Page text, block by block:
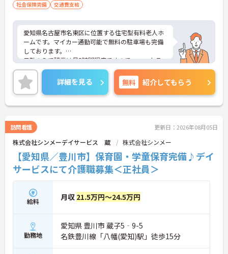
社会保険完備 交通費支給
愛知県名古屋市名東区に位置する住宅型有料老人ホ
ームです。マイカー通勤可能で無料の駐車場も完備
しております。
日勤のみで残業は月5時間程度ですので、ワークラ
イフバランスの実現が目指せる環境です。
ご興味のある方には、面接対策ポイントなど、さら
に詳細をお話しいたしますのでお気軽にご相談くだ
さい！
詳細を見る 無料 紹介してもらう
訪問看護 更新日：2026年08月05日
株式会社シンメーデイサービス 蔵 株式会社シンメー
【愛知県／豊川市】保育園・学童保育完備♪デイ
サービスにて介護職募集＜正社員＞
給料 月収 21.5万円～24.5万円
勤務地
愛知県 豊川市 蔵子5‐9-5
名鉄豊川線「八幡(愛知)駅」徒歩15分